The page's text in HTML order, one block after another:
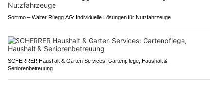
Sortimo – Walter Rüegg AG: Individuelle Lösungen für Nutzfahrzeuge
SCHERRER Haushalt & Garten Services: Gartenpflege, Haushalt &
Seniorenbetreuung